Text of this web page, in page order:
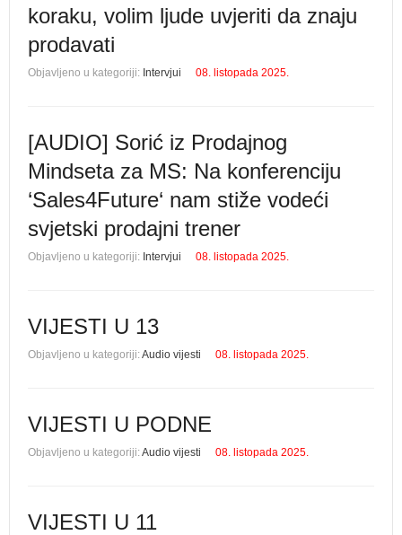
koraku, volim ljude uvjeriti da znaju
prodavati
Objavljeno u kategoriji: Intervjui 08. listopada 2025.
[AUDIO] Sorić iz Prodajnog
Mindseta za MS: Na konferenciju
‘Sales4Future‘ nam stiže vodeći
svjetski prodajni trener
Objavljeno u kategoriji: Intervjui 08. listopada 2025.
VIJESTI U 13
Objavljeno u kategoriji:Audio vijesti 08. listopada 2025.
VIJESTI U PODNE
Objavljeno u kategoriji:Audio vijesti 08. listopada 2025.
VIJESTI U 11